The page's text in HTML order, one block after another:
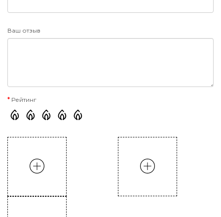
Ваш отзыв
Рейтинг